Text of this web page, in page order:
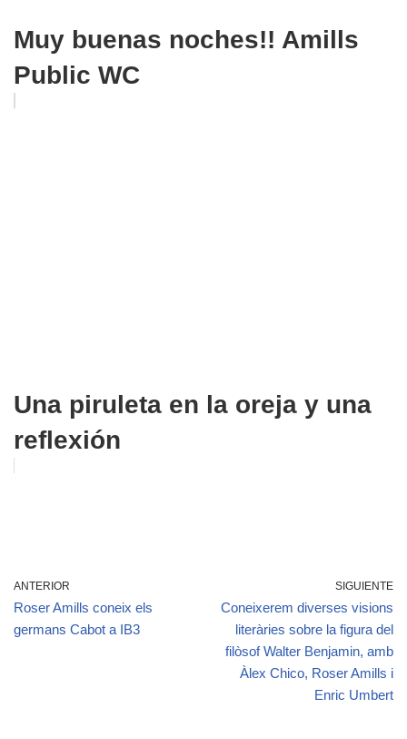
Muy buenas noches!! Amills
Public WC
Una piruleta en la oreja y una
reflexión
ANTERIOR
Roser Amills coneix els
germans Cabot a IB3
SIGUIENTE
Coneixerem diverses visions
literàries sobre la figura del
filòsof Walter Benjamin, amb
Àlex Chico, Roser Amills i
Enric Umbert